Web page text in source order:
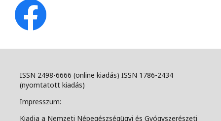
ISSN 2498-6666 (online kiadás) ISSN 1786-2434
(nyomtatott kiadás)
Impresszum:
Kiadja a Nemzeti Népegészségügyi és Gyógyszerészeti